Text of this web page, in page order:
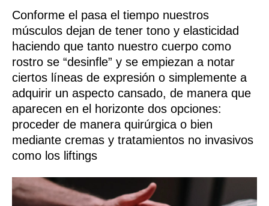
Conforme el pasa el tiempo nuestros
músculos dejan de tener tono y elasticidad
haciendo que tanto nuestro cuerpo como
rostro se “desinfle” y se empiezan a notar
ciertos líneas de expresión o simplemente a
adquirir un aspecto cansado, de manera que
aparecen en el horizonte dos opciones:
proceder de manera quirúrgica o bien
mediante cremas y tratamientos no invasivos
como los liftings